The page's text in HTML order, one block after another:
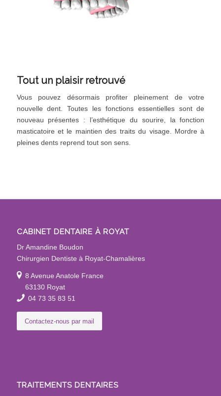
Tout un plaisir retrouvé
Vous pouvez désormais profiter pleinement de votre
nouvelle dent. Toutes les fonctions essentielles sont de
nouveau présentes : l’esthétique du sourire, la fonction
masticatoire et le maintien des traits du visage. Mordre à
pleines dents reprend tout son sens.
CABINET DENTAIRE À ROYAT
Dr Amandine Boudon
Chirurgien Dentiste à Royat-Chamalières
8 Avenue Anatole France
63130 Royat
04 73 35 83 51
Contactez-nous par mail
TRAITEMENTS DENTAIRES